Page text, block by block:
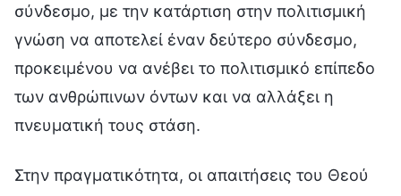
σύνδεσμο, με την κατάρτιση στην πολιτισμική
γνώση να αποτελεί έναν δεύτερο σύνδεσμο,
προκειμένου να ανέβει το πολιτισμικό επίπεδο
των ανθρώπινων όντων και να αλλάξει η
πνευματική τους στάση.
Στην πραγματικότητα, οι απαιτήσεις του Θεού